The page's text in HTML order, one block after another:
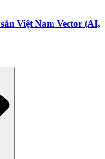
Việt Nam Vector (AI,